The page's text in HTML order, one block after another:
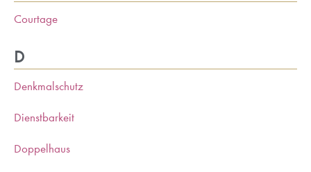
Courtage
D
Denkmalschutz
Dienstbarkeit
Doppelhaus